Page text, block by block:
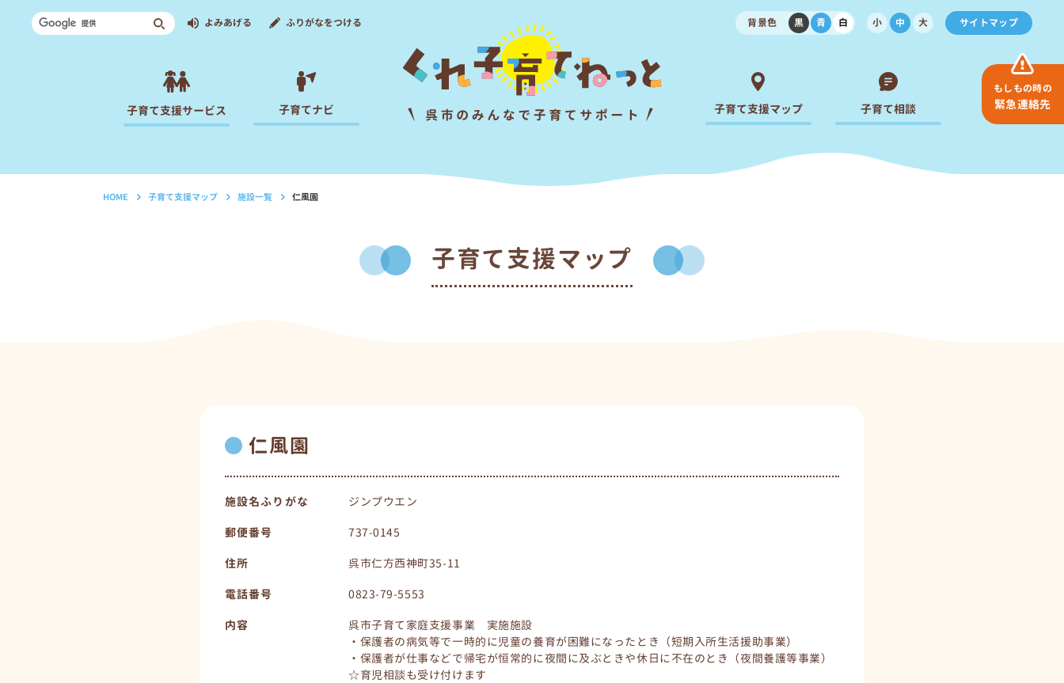
よみあげる ふりがなをつける 背景色 黒 青 白 小 中 大 サイトマップ
子育て支援サービス 子育てナビ 子育て支援マップ 子育て相談
もしもの時の
緊急連絡先
HOME 子育て支援マップ 施設一覧 仁風園
子育て支援マップ
仁風園
施設名ふりがな ジンプウエン
郵便番号 737-0145
住所 呉市仁方西神町35-11
電話番号 0823-79-5553
内容
呉市子育て家庭支援事業 実施施設
・保護者の病気等で一時的に児童の養育が困難になったとき（短期入所生活援助事業）
・保護者が仕事などで帰宅が恒常的に夜間に及ぶときや休日に不在のとき（夜間養護等事業）
☆育児相談も受け付けます